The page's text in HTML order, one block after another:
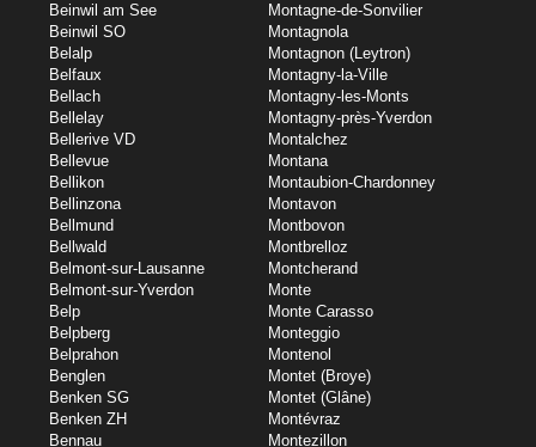
Beinwil am See
Beinwil SO
Belalp
Belfaux
Bellach
Bellelay
Bellerive VD
Bellevue
Bellikon
Bellinzona
Bellmund
Bellwald
Belmont-sur-Lausanne
Belmont-sur-Yverdon
Belp
Belpberg
Belprahon
Benglen
Benken SG
Benken ZH
Bennau
Montagne-de-Sonvilier
Montagnola
Montagnon (Leytron)
Montagny-la-Ville
Montagny-les-Monts
Montagny-près-Yverdon
Montalchez
Montana
Montaubion-Chardonney
Montavon
Montbovon
Montbrelloz
Montcherand
Monte
Monte Carasso
Monteggio
Montenol
Montet (Broye)
Montet (Glâne)
Montévraz
Montezillon